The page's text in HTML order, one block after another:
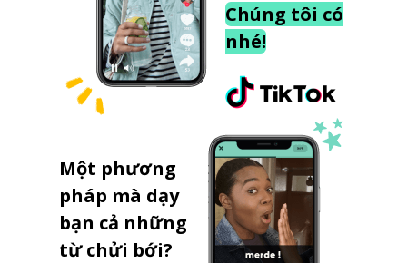
Chúng tôi có
nhé!
Một phương
pháp mà dạy
bạn cả những
từ chửi bới?